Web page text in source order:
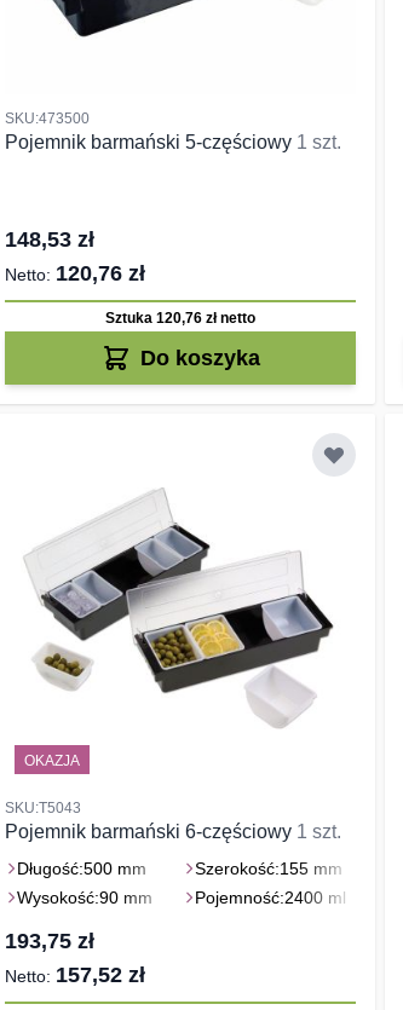
SKU:473500
Pojemnik barmański 5-częściowy 1 szt.
148,53 zł
120,76 zł
Sztuka 120,76 złnetto
Do koszyka
OKAZJA
SKU:T5043
Pojemnik barmański 6-częściowy 1 szt.
Długość:500 mm Szerokość:155 mm
Wysokość:90 mm Pojemność:2400 ml
193,75 zł
157,52 zł